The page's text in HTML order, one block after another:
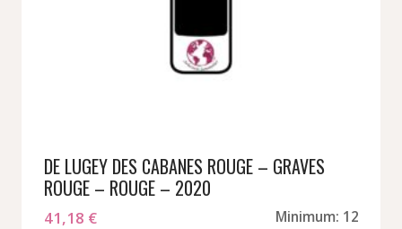
DE LUGEY DES CABANES ROUGE – GRAVES
ROUGE – ROUGE – 2020
41,18 € Minimum: 12